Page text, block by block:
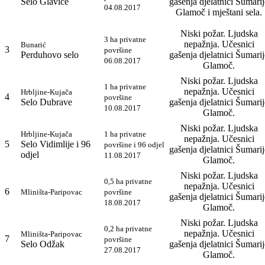
04.08.2017
Glamoč i mještani sela.
3 Bunarić
Perduhovo selo
3 ha privatne
površine
06.08.2017
Niski požar. Ljudska
nepažnja. Učesnici
gašenja djelatnici
Glamoč.
4 Hrbljine-Kujača
Selo Dubrave
1 ha privatne
površine
10.08.2017
Niski požar. Ljudska
nepažnja. Učesnici
gašenja djelatnici
Glamoč.
5
Hrbljine-Kujača
Selo Vidimlije i 96
odjel
1 ha privatne
površine i 96 odjel
11.08.2017
Niski požar. Ljudska
nepažnja. Učesnici
gašenja djelatnici
Glamoč.
6 Mliništa-Paripovac
0,5 ha privatne
površine
18.08.2017
Niski požar. Ljudska
nepažnja. Učesnici
gašenja djelatnici
Glamoč.
7 Mliništa-Paripovac
Selo Odžak
0,2 ha privatne
površine
27.08.2017
Niski požar. Ljudska
nepažnja. Učesnici
gašenja djelatnici
Glamoč.